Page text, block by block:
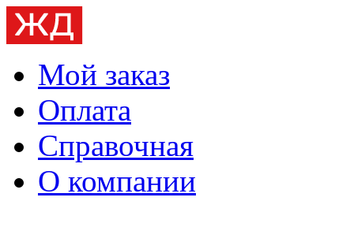
Мой заказ
Оплата
Справочная
О компании